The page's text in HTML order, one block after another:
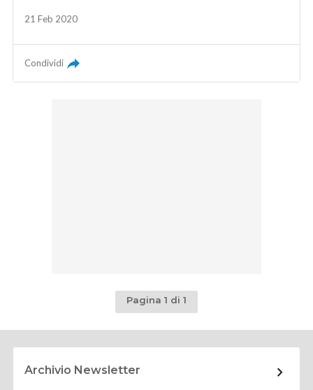
21 Feb 2020
Condividi
Pagina 1 di 1
Archivio Newsletter